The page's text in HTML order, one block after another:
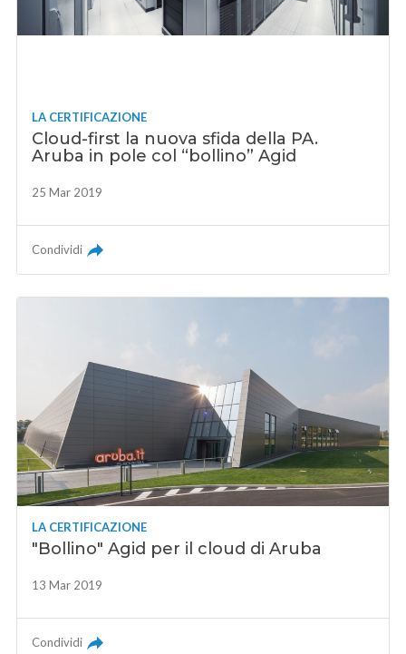
LA CERTIFICAZIONE
Cloud-first la nuova sfida della PA.
Aruba in pole col “bollino” Agid
25 Mar 2019
Condividi
LA CERTIFICAZIONE
"Bollino" Agid per il cloud di Aruba
13 Mar 2019
Condividi